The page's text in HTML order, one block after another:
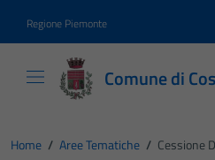
Regione Piemonte
Comune di
Home / Aree Tematiche / Cessione